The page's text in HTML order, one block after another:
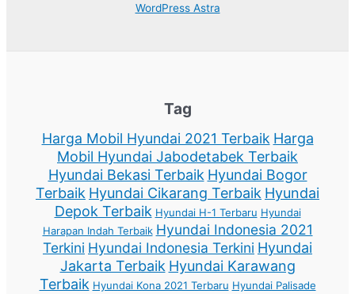
WordPress Astra
Tag
Harga Mobil Hyundai 2021 Terbaik Harga
Mobil Hyundai Jabodetabek Terbaik
Hyundai Bekasi Terbaik Hyundai Bogor
Terbaik Hyundai Cikarang Terbaik Hyundai
Depok Terbaik Hyundai H-1 Terbaru Hyundai
Harapan Indah Terbaik Hyundai Indonesia 2021
Terkini Hyundai Indonesia Terkini Hyundai
Jakarta Terbaik Hyundai Karawang
Terbaik Hyundai Kona 2021 Terbaru Hyundai Palisade